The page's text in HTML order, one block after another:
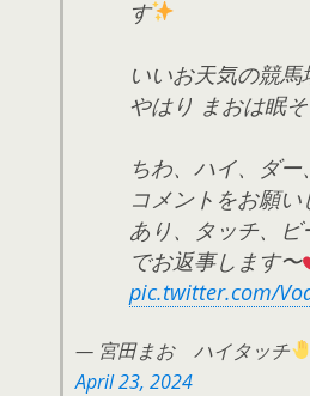
す
いいお天気の競馬
やはり まおは眠
ちわ、ハイ、ダ
コメントをお願い
あり、タッチ、
でお返事します〜
pic.twitter.com/
— 宮田まお ハイタッチ
April 23, 2024